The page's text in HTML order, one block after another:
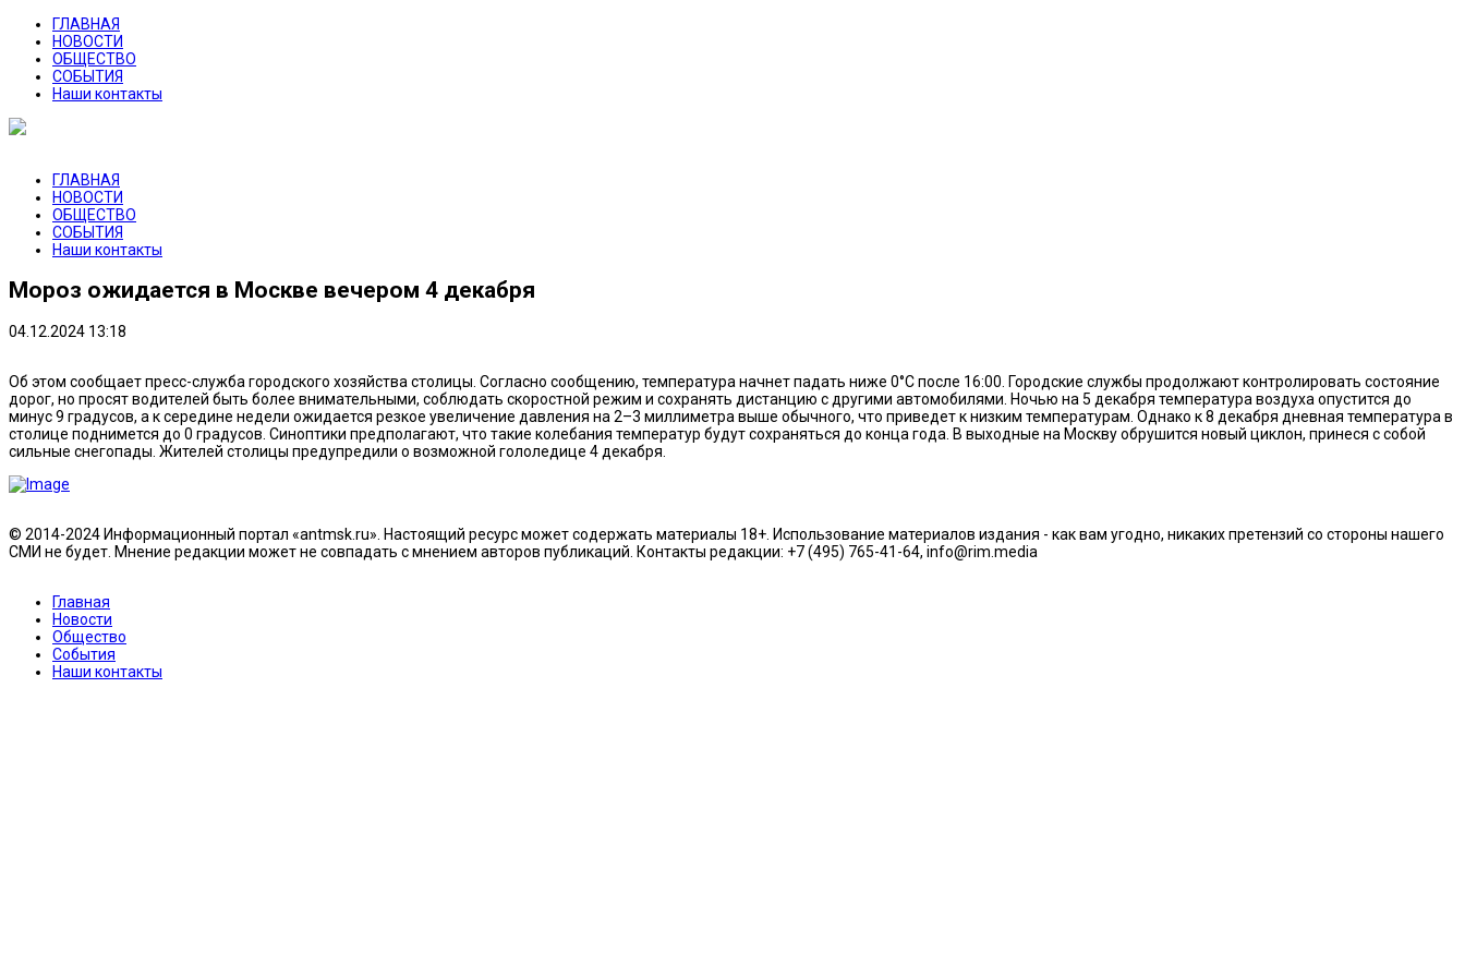
ГЛАВНАЯ
НОВОСТИ
ОБЩЕСТВО
СОБЫТИЯ
Наши контакты
ГЛАВНАЯ
НОВОСТИ
ОБЩЕСТВО
СОБЫТИЯ
Наши контакты
Мороз ожидается в Москве вечером 4 декабря
04.12.2024 13:18
Об этом сообщает пресс-служба городского хозяйства столицы. Согласно сообщению, температура начнет падать ниже 0°C после 16:00. Городские службы продолжают контролировать состояние
дорог, но просят водителей быть более внимательными, соблюдать скоростной режим и сохранять дистанцию с другими автомобилями. Ночью на 5 декабря температура воздуха опустится до
минус 9 градусов, а к середине недели ожидается резкое увеличение давления на 2–3 миллиметра выше обычного, что приведет к низким температурам. Однако к 8 декабря дневная температура в
столице поднимется до 0 градусов. Синоптики предполагают, что такие колебания температур будут сохраняться до конца года. В выходные на Москву обрушится новый циклон, принеся с собой
сильные снегопады. Жителей столицы предупредили о возможной гололедице 4 декабря.
© 2014-2024 Информационный портал «antmsk.ru». Настоящий ресурс может содержать материалы 18+. Использование материалов издания - как вам угодно, никаких претензий со стороны нашего
СМИ не будет. Мнение редакции может не совпадать с мнением авторов публикаций. Контакты редакции: +7 (495) 765-41-64, info@rim.media
Главная
Новости
Общество
События
Наши контакты